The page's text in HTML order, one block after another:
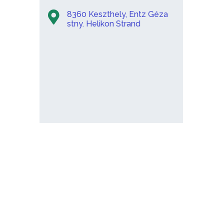
8360 Keszthely, Entz Géza
stny. Helikon Strand